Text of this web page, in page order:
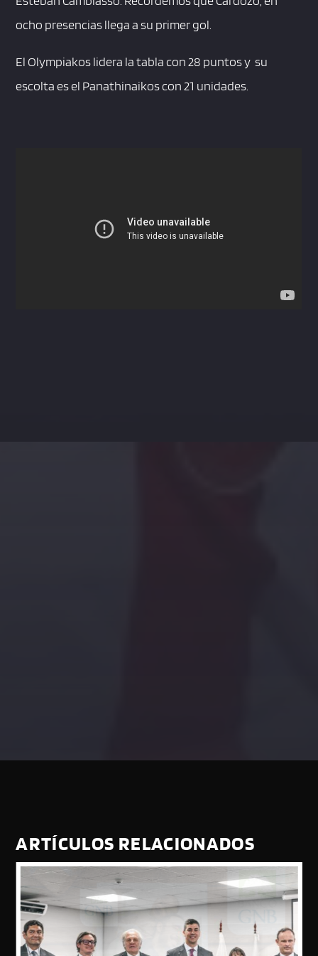
ocho presencias llega a su primer gol.
El Olympiakos lidera la tabla con 28 puntos y su
escolta es el Panathinaikos con 21 unidades.
ARTÍCULOS RELACIONADOS